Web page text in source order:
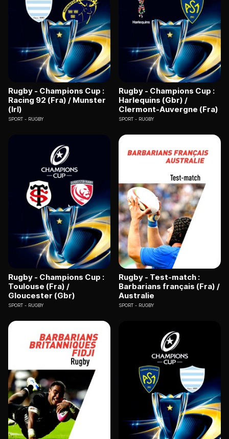
Rugby - Champions Cup :
Racing 92 (Fra) / Munster
(Irl)
SPORT RUGBY
Rugby - Champions Cup :
Harlequins (Gbr) /
Clermont-Auvergne (Fra)
SPORT RUGBY
Rugby - Champions Cup :
Toulouse (Fra) /
Gloucester (Gbr)
SPORT RUGBY
Rugby - Test-match :
Barbarians français (Fra) /
Australie
SPORT RUGBY